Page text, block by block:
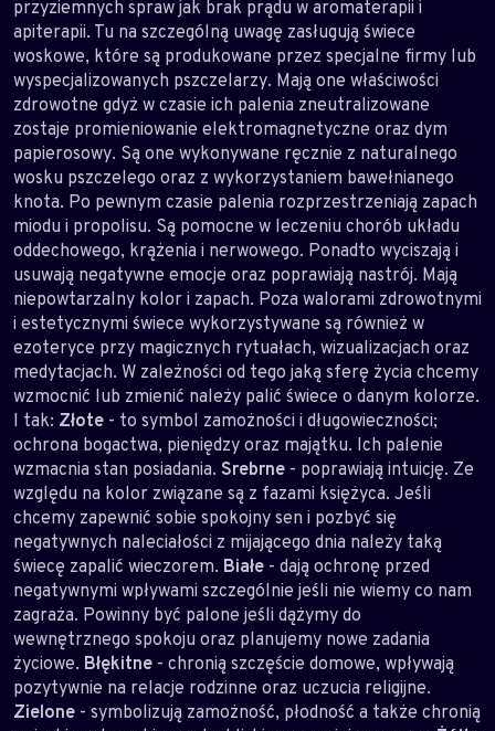
przyziemnych spraw jak brak prądu w aromaterapii i
apiterapii. Tu na szczególną uwagę zasługują świece
woskowe, które są produkowane przez specjalne firmy lub
wyspecjalizowanych pszczelarzy. Mają one właściwości
zdrowotne gdyż w czasie ich palenia zneutralizowane
zostaje promieniowanie elektromagnetyczne oraz dym
papierosowy. Są one wykonywane ręcznie z naturalnego
wosku pszczelego oraz z wykorzystaniem bawełnianego
knota. Po pewnym czasie palenia rozprzestrzeniają zapach
miodu i propolisu. Są pomocne w leczeniu chorób układu
oddechowego, krążenia i nerwowego. Ponadto wyciszają i
usuwają negatywne emocje oraz poprawiają nastrój. Mają
niepowtarzalny kolor i zapach. Poza walorami zdrowotnymi
i estetycznymi świece wykorzystywane są również w
ezoteryce przy magicznych rytuałach, wizualizacjach oraz
medytacjach. W zależności od tego jaką sferę życia chcemy
wzmocnić lub zmienić należy palić świece o danym kolorze.
I tak: Złote - to symbol zamożności i długowieczności;
ochrona bogactwa, pieniędzy oraz majątku. Ich palenie
wzmacnia stan posiadania. Srebrne - poprawiają intuicję. Ze
względu na kolor związane są z fazami księżyca. Jeśli
chcemy zapewnić sobie spokojny sen i pozbyć się
negatywnych naleciałości z mijającego dnia należy taką
świecę zapalić wieczorem. Białe - dają ochronę przed
negatywnymi wpływami szczególnie jeśli nie wiemy co nam
zagraża. Powinny być palone jeśli dążymy do
wewnętrznego spokoju oraz planujemy nowe zadania
życiowe. Błękitne - chronią szczęście domowe, wpływają
pozytywnie na relacje rodzinne oraz uczucia religijne.
Zielone - symbolizują zamożność, płodność a także chronią